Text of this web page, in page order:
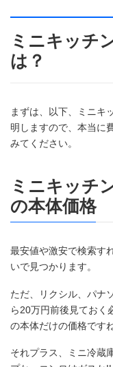
ミニキッチ
は？
まずは、以下、ミニキ
明しますので、本当に
みてください。
ミニキッチ
の本体価格
最安値や激安で検索す
いで見つかります。
ただ、リクシル、パナ
ら20万円前後見ておく
の本体だけの価格ですね
それプラス、ミニ冷蔵